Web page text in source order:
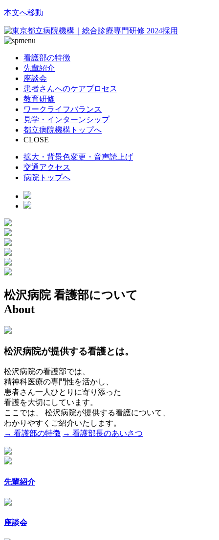
本文へ移動
看護部の特徴
先輩紹介
座談会
患者さんへのケアプロセス
教育研修
ワークライフバランス
見学・インターンシップ
都立病院機構トップへ
CLOSE
拡大・背景色変更・音声読上げ
交通アクセス
病院トップへ
松沢病院 看護部について
About
松沢病院が提供する看護とは。
松沢病院の看護部では、
精神科医療の専門性を活かし、
患者さん一人ひとりに寄り添った
看護を大切にしています。
ここでは、 松沢病院が提供する看護について、
わかりやすくご紹介いたします。
→ 看護部の特徴 → 看護部長のあいさつ
先輩紹介
座談会